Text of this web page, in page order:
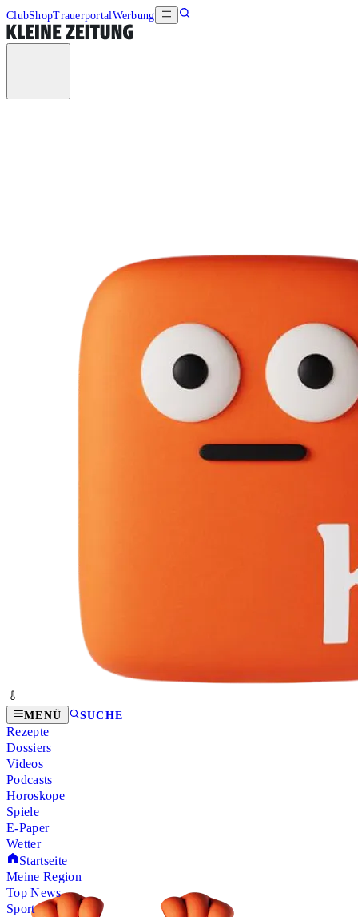
ClubShopTrauerportalWerbung
MENÜ SUCHE
Rezepte
Dossiers
Videos
Podcasts
Horoskope
Spiele
E-Paper
Wetter
Startseite
Meine Region
Top News
Sport